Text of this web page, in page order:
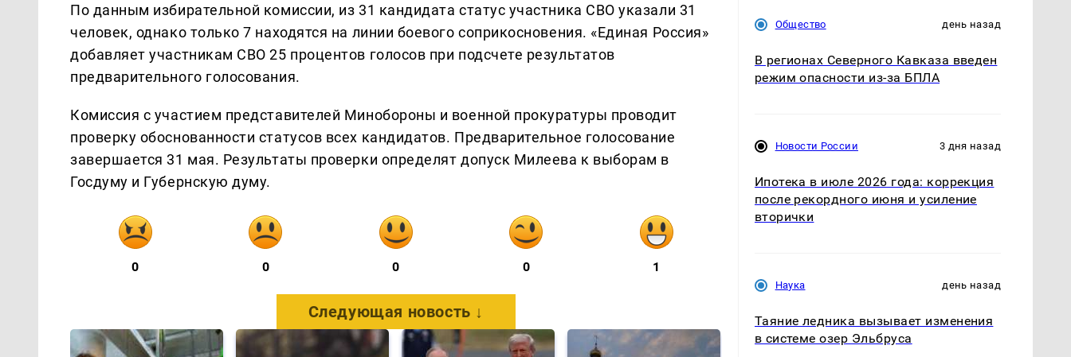
По данным избирательной комиссии, из 31 кандидата статус участника СВО указали 31
человек, однако только 7 находятся на линии боевого соприкосновения. «Единая Россия»
добавляет участникам СВО 25 процентов голосов при подсчете результатов
предварительного голосования.
Комиссия с участием представителей Минобороны и военной прокуратуры проводит
проверку обоснованности статусов всех кандидатов. Предварительное голосование
завершается 31 мая. Результаты проверки определят допуск Милеева к выборам в
Госдуму и Губернскую думу.
0 0 0 0 1
Следующая новость ↓
Общество день назад
В регионах Северного Кавказа введен
режим опасности из-за БПЛА
Новости России 3 дня назад
Ипотека в июле 2026 года: коррекция
после рекордного июня и усиление
вторички
Наука день назад
Таяние ледника вызывает изменения
в системе озер Эльбруса